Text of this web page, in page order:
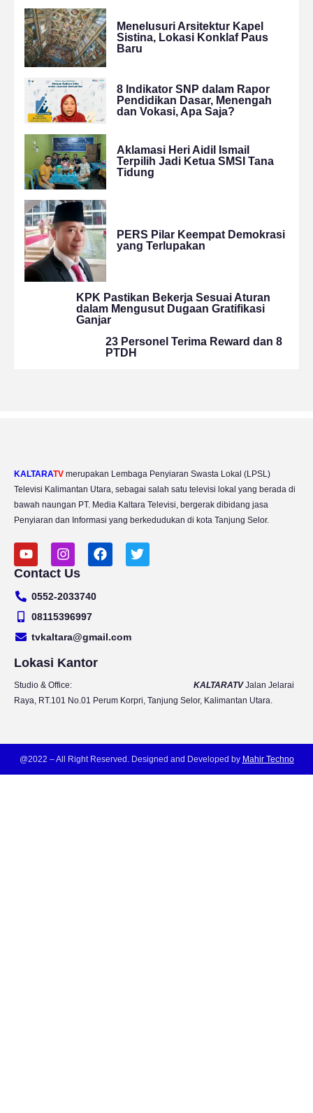
Menelusuri Arsitektur Kapel
Sistina, Lokasi Konklaf Paus
Baru
8 Indikator SNP dalam Rapor
Pendidikan Dasar, Menengah
dan Vokasi, Apa Saja?
Aklamasi Heri Aidil Ismail
Terpilih Jadi Ketua SMSI Tana
Tidung
PERS Pilar Keempat Demokrasi
yang Terlupakan
KPK Pastikan Bekerja Sesuai Aturan
dalam Mengusut Dugaan Gratifikasi
Ganjar
23 Personel Terima Reward dan 8
PTDH
KALTARATV merupakan Lembaga Penyiaran Swasta Lokal (LPSL)
Televisi Kalimantan Utara, sebagai salah satu televisi lokal yang berada di
bawah naungan PT. Media Kaltara Televisi, bergerak dibidang jasa
Penyiaran dan Informasi yang berkedudukan di kota Tanjung Selor.
Y
o
u
u
b
I
n
s
a
g
a
m
F
a
k
T
w
Contact Us
0552-2033740
08115396997
tvkaltara@gmail.com
Lokasi Kantor
Studio & Office: KALTARATVJalan Jelarai
Raya, RT.101 No.01 Perum Korpri, Tanjung Selor, Kalimantan Utara.
@2022 – All Right Reserved. Designed and Developed by Mahir Techno